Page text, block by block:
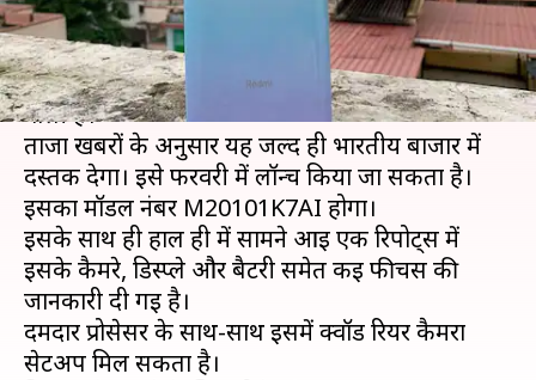
क्या है खबर?
रेडमी अपना एक और नया स्मार्टफोन नोट 10 लॉन्च करने
वाली है।
ताजा खबरों के अनुसार यह जल्द ही भारतीय बाजार में
दस्तक देगा। इसे फरवरी में लॉन्च किया जा सकता है।
इसका मॉडल नंबर M20101K7AI होगा।
इसके साथ ही हाल ही में सामने आई एक रिपोर्ट्स में
इसके कैमरे, डिस्प्ले और बैटरी समेत कई फीचर्स की
जानकारी दी गई है।
दमदार प्रोसेसर के साथ-साथ इसमें क्वॉड रियर कैमरा
सेटअप मिल सकता है।